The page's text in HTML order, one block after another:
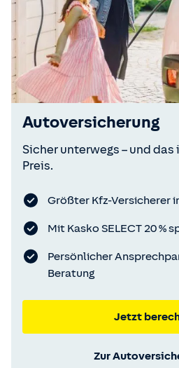
Autoversicherung
Sicher unterwegs – und das
Preis.
Größter Kfz-Versicherer
Mit Kasko SELECT 20 %
Persönlicher
Beratung
Jetzt
Zur